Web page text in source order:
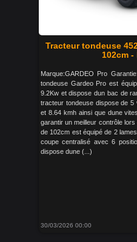
Tracteur tondeuse
102cm
Marque:GARDEO Pro
tondeuse Gardeo Pro est
9.2Kw et dispose dun bac de
tracteur tondeuse dispose de
et 8.64 kmh ainsi que dune
garantir un meilleur contrôle
de 102cm est équipé de 2
coupe centralisé avec 6
dispose dune (...)
30/03/2026 00:00